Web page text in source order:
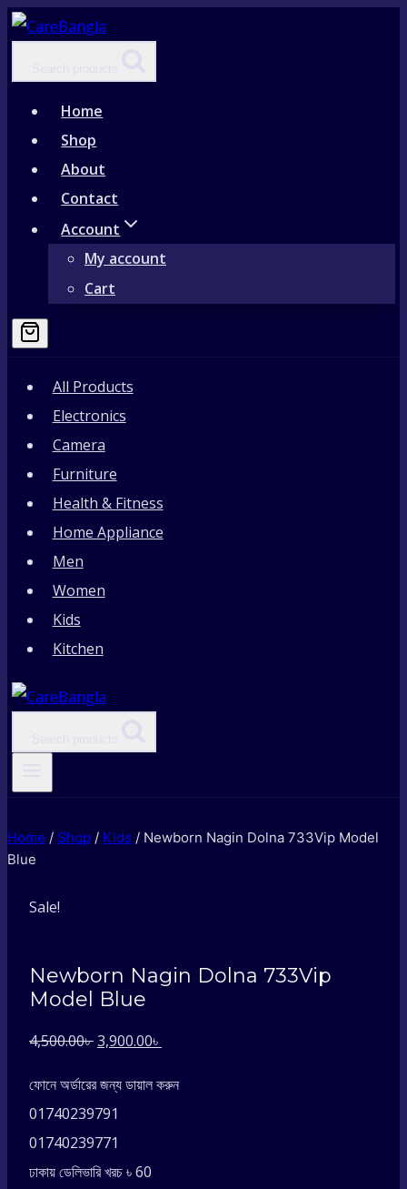
Skip
content
Home
Shop
About
Contact
Account
My account
Cart
All Products
Electronics
Camera
Furniture
Health & Fitness
Home Appliance
Men
Women
Kids
Kitchen
Home / Shop / Kids / Newborn Nagin Dolna 733Vip Model
Blue
Sale!
Newborn Nagin Dolna 733Vip
Model Blue
4,500.00৳Original
was:
3,900.00৳
ফোনে অর্ডারের জন্য ডায়াল করুন
01740239791
01740239771
ঢাকায় ডেলিভারি খরচ ৳ 60